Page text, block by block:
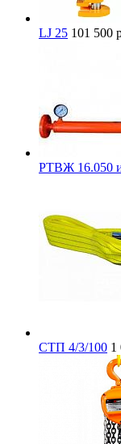
LJ 25 101 500
РТВЖ 16.050
СТП 4/3/100 1